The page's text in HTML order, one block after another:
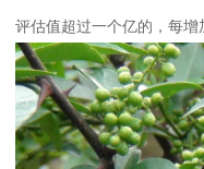
评估值超过一个亿的，每